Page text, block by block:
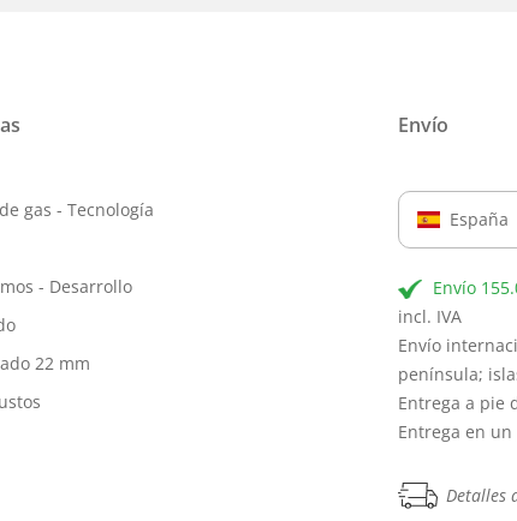
gas - Tecnología
- Desarrollo
22 mm
Envío
España
Envío
incl. IVA
Envío
península;
Entrega a pie
Entrega en
Detalles